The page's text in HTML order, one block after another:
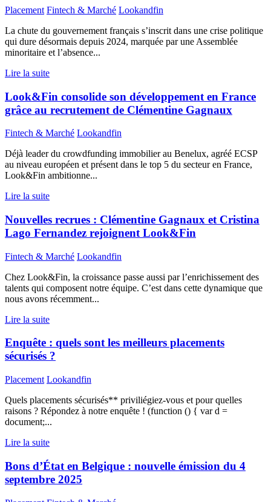
Placement Fintech & Marché Lookandfin
La chute du gouvernement français s’inscrit dans une crise politique
qui dure désormais depuis 2024, marquée par une Assemblée
minoritaire et l’absence...
Lire la suite
Look&Fin consolide son développement en France
grâce au recrutement de Clémentine Gagnaux
Fintech & Marché Lookandfin
Déjà leader du crowdfunding immobilier au Benelux, agréé ECSP
au niveau européen et présent dans le top 5 du secteur en France,
Look&Fin ambitionne...
Lire la suite
Nouvelles recrues : Clémentine Gagnaux et Cristina
Lago Fernandez rejoignent Look&Fin
Fintech & Marché Lookandfin
Chez Look&Fin, la croissance passe aussi par l’enrichissement des
talents qui composent notre équipe. C’est dans cette dynamique que
nous avons récemment...
Lire la suite
Enquête : quels sont les meilleurs placements
sécurisés ?
Placement Lookandfin
Quels placements sécurisés** priviliégiez-vous et pour quelles
raisons ? Répondez à notre enquête ! (function () { var d =
document;...
Lire la suite
Bons d’État en Belgique : nouvelle émission du 4
septembre 2025